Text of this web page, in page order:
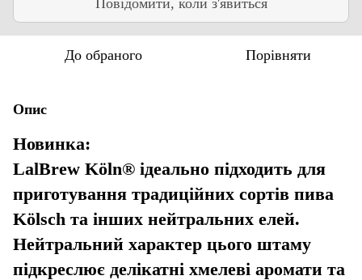
До обраного Порівняти
Опис
Новинка:
LalBrew Köln® ідеально підходить для
приготування традиційних сортів пива
Kölsch та інших нейтральних елей.
Нейтральний характер цього штаму
підкреслює делікатні хмелеві аромати та